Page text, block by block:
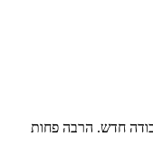
חדש. הרבה פחות